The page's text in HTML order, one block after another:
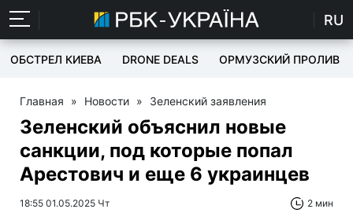
RU
ОБСТРЕЛ КИЕВА DRONE DEALS ОРМУЗСКИЙ ПРОЛИВ
Главная » Новости » Зеленский заявления
Зеленский объяснил новые
санкции, под которые попал
Арестович и еще 6 украинцев
18:55 01.05.2025 Чт 2 мин